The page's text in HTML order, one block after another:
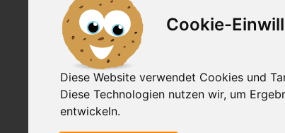
Cookie-
Diese Website verwendet Cookies und
Diese Technologien nutzen wir, um
entwickeln.
Mangalitza Spezialitäten
Schinken
Wurst
Rohmilchbutter
Rohmilchkäse
Pralinen